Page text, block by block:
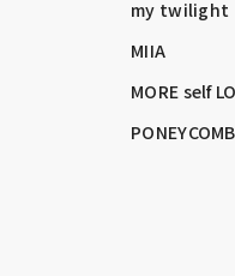
my twilight
MIIA
MORE self